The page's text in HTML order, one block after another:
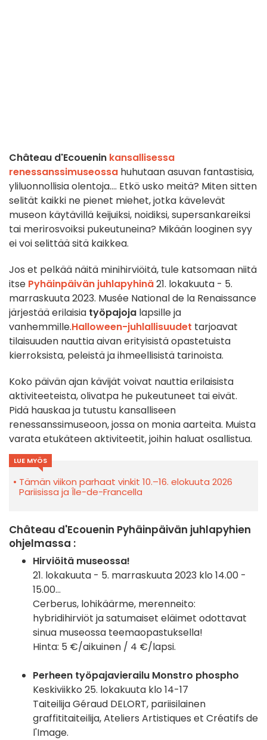
Château d'Ecouenin kansallisessa
renessanssimuseossa huhutaan asuvan fantastisia,
yliluonnollisia olentoja.... Etkö usko meitä? Miten sitten
selität kaikki ne pienet miehet, jotka kävelevät
museon käytävillä keijuiksi, noidiksi, supersankareiksi
tai merirosvoiksi pukeutuneina? Mikään looginen syy
ei voi selittää sitä kaikkea.
Jos et pelkää näitä minihirviöitä, tule katsomaan niitä
itse Pyhäinpäivän juhlapyhinä21. lokakuuta - 5.
marraskuuta 2023. Musée National de la Renaissance
järjestää erilaisia työpajoja lapsille ja
vanhemmille.Halloween-juhlallisuudet tarjoavat
tilaisuuden nauttia aivan erityisistä opastetuista
kierroksista, peleistä ja ihmeellisistä tarinoista.
Koko päivän ajan kävijät voivat nauttia erilaisista
aktiviteeteista, olivatpa he pukeutuneet tai eivät.
Pidä hauskaa ja tutustu kansalliseen
renessanssimuseoon, jossa on monia aarteita. Muista
varata etukäteen aktiviteetit, joihin haluat osallistua.
LUE MYÖS
Tämän viikon parhaat vinkit 10.–16. elokuuta 2026
Pariisissa ja Île-de-Francella
Château d'Ecouenin Pyhäinpäivän juhlapyhien
ohjelmassa :
Hirviöitä museossa!
21. lokakuuta - 5. marraskuuta 2023 klo 14.00 -
15.00...
Cerberus, lohikäärme, merenneito:
hybridihirviöt ja satumaiset eläimet odottavat
sinua museossa teemaopastuksella!
Hinta: 5 €/aikuinen / 4 €/lapsi.
Perheen työpajavierailu Monstro phospho
Keskiviikko 25. lokakuuta klo 14-17
Taiteilija Géraud DELORT, pariisilainen
graffititaiteilija, Ateliers Artistiques et Créatifs de
l'Image.